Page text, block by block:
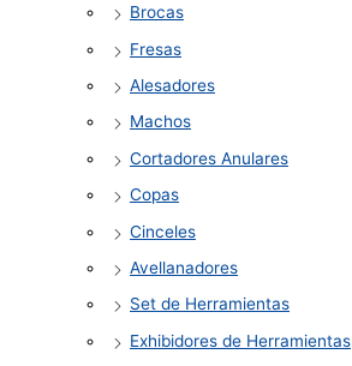
Brocas
Fresas
Alesadores
Machos
Cortadores Anulares
Copas
Cinceles
Avellanadores
Set de Herramientas
Exhibidores de Herramientas